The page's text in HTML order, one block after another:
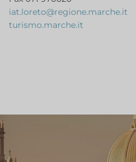
iat.loreto@regione.marche.it
turismo.marche.it